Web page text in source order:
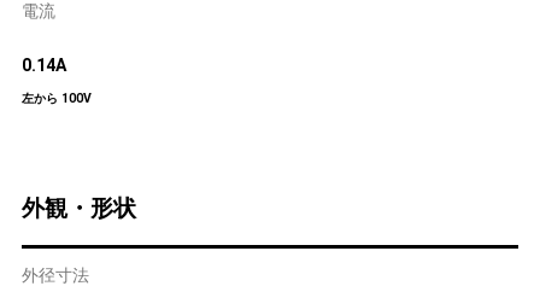
電流
0.14A
左から 100V
外観・形状
外径寸法